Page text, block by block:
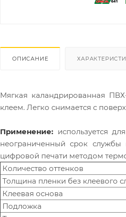
ОПИСАНИЕ
Мягкая каландрированная
клеем. Легко снимается с
Применение: используется
неограниченный срок
цифровой печати методом
Количество оттенков
Толщина пленки без клеевого
Клеевая основа
Подложка